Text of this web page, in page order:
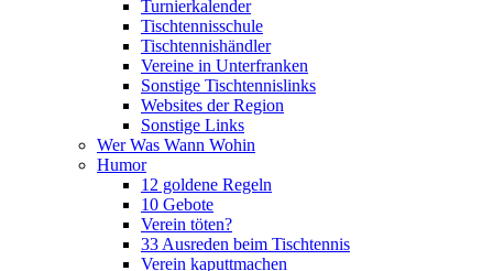
Turnierkalender
Tischtennisschule
Tischtennishändler
Vereine in Unterfranken
Sonstige Tischtennislinks
Websites der Region
Sonstige Links
Wer Was Wann Wohin
Humor
12 goldene Regeln
10 Gebote
Verein töten?
33 Ausreden beim Tischtennis
Verein kaputtmachen